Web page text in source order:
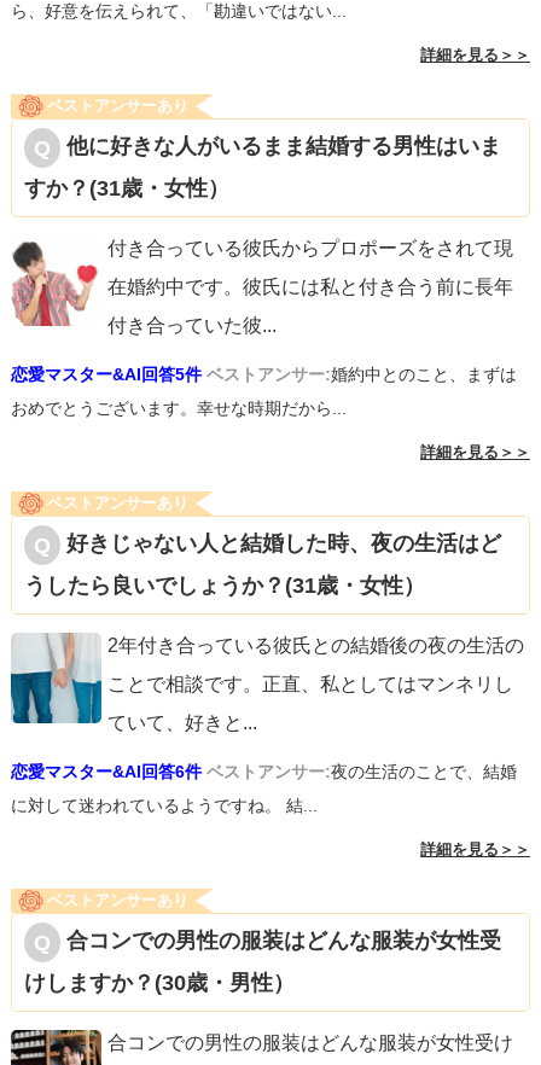
ら、好意を伝えられて、「勘違いではない...
詳細を見る＞＞
ベストアンサーあり
他に好きな人がいるまま結婚する男性はいま
すか？(31歳・女性）
付き合っている彼氏からプロポーズをされて現
在婚約中です。彼氏には私と付き合う前に長年
付き合っていた彼...
恋愛マスター&AI回答5件 ベストアンサー:婚約中とのこと、まずは
おめでとうございます。幸せな時期だから...
詳細を見る＞＞
ベストアンサーあり
好きじゃない人と結婚した時、夜の生活はど
うしたら良いでしょうか？(31歳・女性）
2年付き合っている彼氏との結婚後の夜の生活の
ことで相談です。正直、私としてはマンネリし
ていて、好きと ...
恋愛マスター&AI回答6件 ベストアンサー:夜の生活のことで、結婚
に対して迷われているようですね。 結...
詳細を見る＞＞
ベストアンサーあり
合コンでの男性の服装はどんな服装が女性受
けしますか？(30歳・男性）
合コンでの男性の服装はどんな服装が女性受け